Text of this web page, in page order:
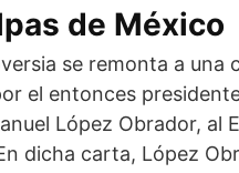
de México
se remonta a una
el entonces
López Obrador, al
dicha carta, López